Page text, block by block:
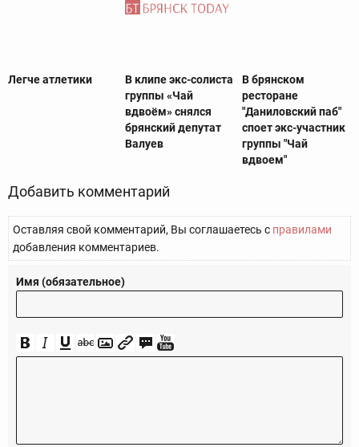
Легче атлетики
В клипе экс-солиста
группы «Чай
вдвоём» снялся
брянский депутат
Валуев
В брянском
ресторане
"Даниловский паб"
споет экс-участник
группы "Чай
вдвоем"
Добавить комментарий
Оставляя свой комментарий, Вы соглашаетесь с правилами
добавления комментариев.
Имя (обязательное)